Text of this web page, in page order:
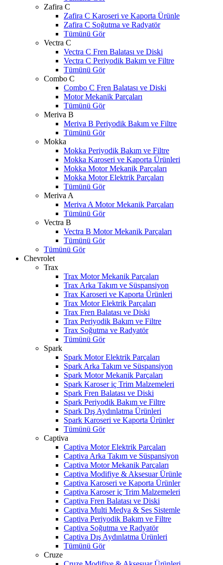
Zafira C
Zafira C Karoseri ve Kaporta Ürünle
Zafira C Soğutma ve Radyatör
Tümünü Gör
Vectra C
Vectra C Fren Balatası ve Diski
Vectra C Periyodik Bakım ve Filtre
Tümünü Gör
Combo C
Combo C Fren Balatası ve Diski
Motor Mekanik Parçaları
Tümünü Gör
Meriva B
Meriva B Periyodik Bakım ve Filtre
Tümünü Gör
Mokka
Mokka Periyodik Bakım ve Filtre
Mokka Karoseri ve Kaporta Ürünleri
Mokka Motor Mekanik Parçaları
Mokka Motor Elektrik Parçaları
Tümünü Gör
Meriva A
Meriva A Motor Mekanik Parçaları
Tümünü Gör
Vectra B
Vectra B Motor Mekanik Parçaları
Tümünü Gör
Tümünü Gör
Chevrolet
Trax
Trax Motor Mekanik Parçaları
Trax Arka Takım ve Süspansiyon
Trax Karoseri ve Kaporta Ürünleri
Trax Motor Elektrik Parçaları
Trax Fren Balatası ve Diski
Trax Periyodik Bakım ve Filtre
Trax Soğutma ve Radyatör
Tümünü Gör
Spark
Spark Motor Elektrik Parçaları
Spark Arka Takım ve Süspansiyon
Spark Motor Mekanik Parçaları
Spark Karoser iç Trim Malzemeleri
Spark Fren Balatası ve Diski
Spark Periyodik Bakım ve Filtre
Spark Dış Aydınlatma Ürünleri
Spark Karoseri ve Kaporta Ürünler
Tümünü Gör
Captiva
Captiva Motor Elektrik Parçaları
Captiva Arka Takım ve Süspansiyon
Captiva Motor Mekanik Parçaları
Captiva Modifiye & Aksesuar Ürünle
Captiva Karoseri ve Kaporta Ürünler
Captiva Karoser iç Trim Malzemeleri
Captiva Fren Balatası ve Diski
Captiva Multi Medya & Ses Sistemle
Captiva Periyodik Bakım ve Filtre
Captiva Soğutma ve Radyatör
Captiva Dış Aydınlatma Ürünleri
Tümünü Gör
Cruze